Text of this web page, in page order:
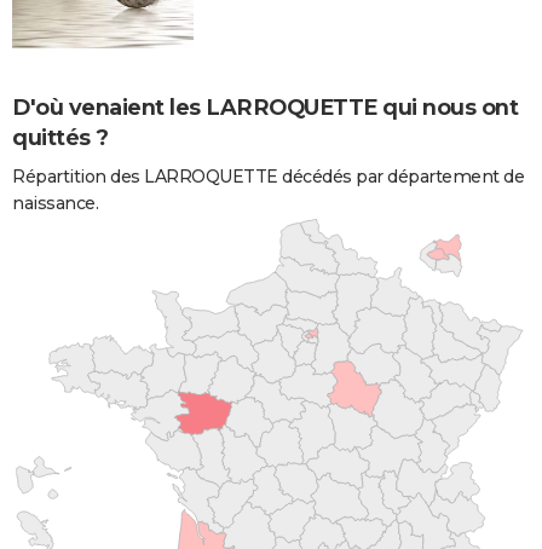
D'où venaient les LARROQUETTE qui nous ont
quittés ?
Répartition des LARROQUETTE décédés par département de
naissance.